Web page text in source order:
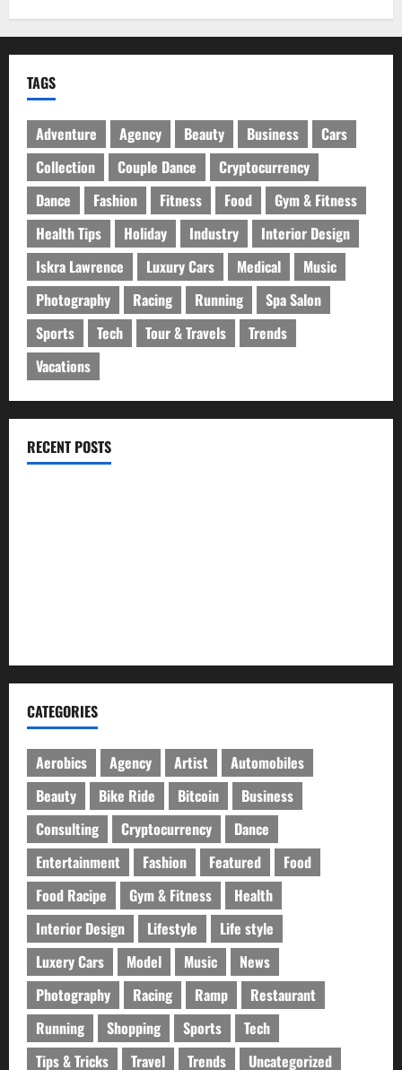
TAGS
Adventure Agency Beauty Business
Cars
Collection
Couple Dance
Cryptocurrency
Dance
Fashion Fitness Food
Gym & Fitness
Health Tips
Holiday Industry
Interior Design
Iskra Lawrence
Luxury Cars Medical
Music
Photography
Racing Running
Spa Salon
Sports
Tech Tour & Travels
Trends
Vacations
RECENT POSTS
CATEGORIES
Aerobics Agency Artist
Automobiles
Beauty
Bike Ride Bitcoin
Business
Consulting
Cryptocurrency
Dance
Entertainment
Fashion Featured
Food
Food Racipe
Gym & Fitness
Health
Interior Design
Lifestyle
Life style
Luxery Cars
Model Music
News
Photography
Racing Ramp
Restaurant
Running
Shopping Sports
Tech
Tips & Tricks
Travel Trends Uncategorized